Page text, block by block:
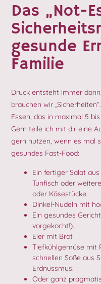
Das „Not-
gesunde
Familie
Druck entsteht immer
brauchen wir
Essen, das in maximal 5
Gern teile ich mit dir eine
gern nutzen, wenn es mal
gesundes Fast-Food:
Ein fertiger Salat
Tunfisch oder
oder Käsestücke.
Dinkel-Nudeln mit
Ein gesundes
vorgekocht!).
Eier mit Brot
Tiefkühlgemüse mit
schnellen Soße aus
Erdnussmus.
Oder ganz